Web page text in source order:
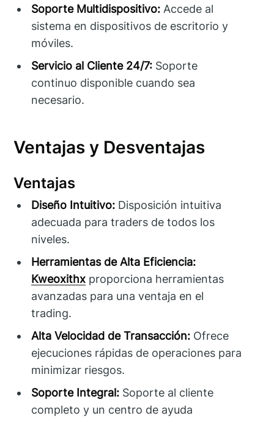
Soporte Multidispositivo: Accede al
sistema en dispositivos de escritorio y
móviles.
Servicio al Cliente 24/7: Soporte
continuo disponible cuando sea
necesario.
Ventajas y Desventajas
Ventajas
Diseño Intuitivo: Disposición intuitiva
adecuada para traders de todos los
niveles.
Herramientas de Alta Eficiencia:
Kweoxithx proporciona herramientas
avanzadas para una ventaja en el
trading.
Alta Velocidad de Transacción: Ofrece
ejecuciones rápidas de operaciones para
minimizar riesgos.
Soporte Integral: Soporte al cliente
completo y un centro de ayuda